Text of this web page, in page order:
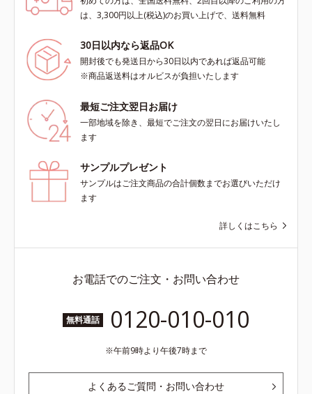
は、3,300円以上(税込)のお買い上げで、送料無料
30日以内なら返品OK
開封後でも発送日から30日以内であれば返品可能
※商品返送料はオルビスが負担いたします
最短ご注文翌日お届け
一部地域を除き、最短でご注文の翌日にお届けいたし
ます
サンプルプレゼント
サンプルはご注文商品の合計個数までお選びいただけ
ます
詳しくはこちら
お電話でのご注文・お問い合わせ
無料通話 0120-010-010
午前9時より午後7時まで
よくあるご質問・お問い合わせ